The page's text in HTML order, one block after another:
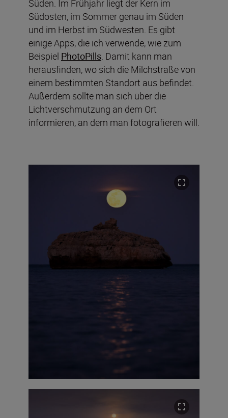
Süden. Im Frühjahr liegt der Kern im
Südosten, im Sommer genau im Süden
und im Herbst im Südwesten. Es gibt
einige Apps, die ich verwende, wie zum
Beispiel PhotoPills. Damit kann man
herausfinden, wo sich die Milchstraße von
einem bestimmten Standort aus befindet.
Außerdem sollte man sich über die
Lichtverschmutzung an dem Ort
informieren, an dem man fotografieren will.